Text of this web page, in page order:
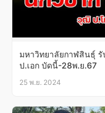
มหาวิทยาลัยกาฬสินธุ์
ป.เอก บัดนี้-28พ.ย.67
25 พ.ย. 2024